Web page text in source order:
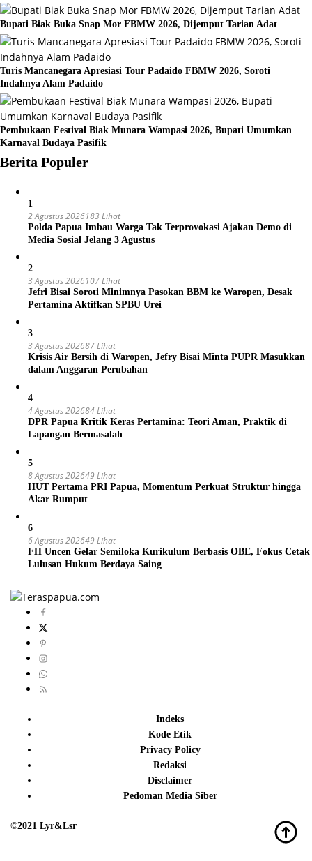
Bupati Biak Buka Snap Mor FBMW 2026, Dijemput Tarian Adat
Turis Mancanegara Apresiasi Tour Padaido FBMW 2026, Soroti
Indahnya Alam Padaido
Pembukaan Festival Biak Munara Wampasi 2026, Bupati Umumkan
Karnaval Budaya Pasifik
Berita Populer
1
2 Agustus 2026183 Lihat
Polda Papua Imbau Warga Tak Terprovokasi Ajakan Demo di
Media Sosial Jelang 3 Agustus
2
3 Agustus 2026107 Lihat
Jefri Bisai Soroti Minimnya Pasokan BBM ke Waropen, Desak
Pertamina Aktifkan SPBU Urei
3
3 Agustus 202687 Lihat
Krisis Air Bersih di Waropen, Jefry Bisai Minta PUPR Masukkan
dalam Anggaran Perubahan
4
4 Agustus 202684 Lihat
DPR Papua Kritik Keras Pertamina: Teori Aman, Praktik di
Lapangan Bermasalah
5
8 Agustus 202649 Lihat
HUT Pertama PRI Papua, Momentum Perkuat Struktur hingga
Akar Rumput
6
6 Agustus 202649 Lihat
FH Uncen Gelar Semiloka Kurikulum Berbasis OBE, Fokus Cetak
Lulusan Hukum Berdaya Saing
Indeks
Kode Etik
Privacy Policy
Redaksi
Disclaimer
Pedoman Media Siber
©2021 Lyr&Lsr